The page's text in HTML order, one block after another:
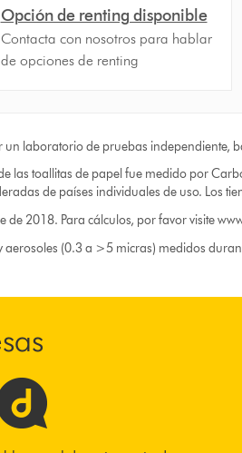
Opción de renting disponible
Contacta con nosotros para hablar
de opciones de renting
laboratorio de pruebas independiente,
las toallitas de papel fue medido por
de países individuales de uso. Los
2018. Para cálculos, por favor visite
aerosoles (0.3 a >5 micras) medidos